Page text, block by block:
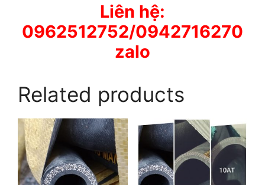
Liên hệ:
0962512752/0942716270
zalo
Related products